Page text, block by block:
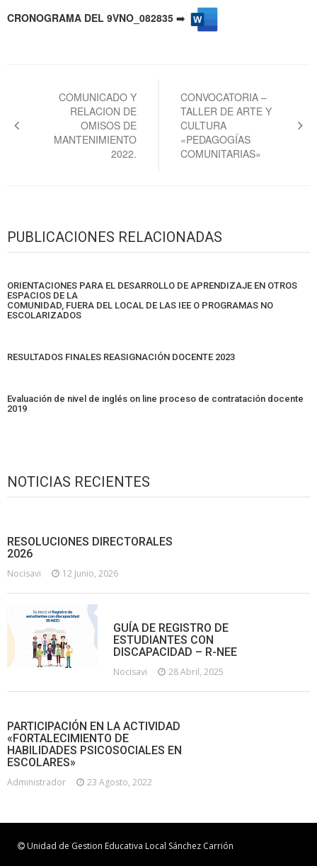
CRONOGRAMA DEL 9VNO_082835 ➡️
entradas
COMUNICADO Y
RELACION DE
OMISOS DE
MANTENIMIENTO
2022.
CONVOCATORIA –
TALLER DE ARTE Y
CULTURA
«PEDAGOGÍAS
COMUNITARIAS»
PUBLICACIONES RELACIONADAS
ORIENTACIONES PARA EL DESARROLLO DE APRENDIZAJE EN OTROS
ESPACIOS DE LA
COMUNIDAD, FUERA DEL LOCAL DE LAS IEE O PROGRAMAS NO
ESCOLARIZADOS
RESULTADOS FINALES REASIGNACIÓN DOCENTE 2023
Evaluación de nivel de inglés on line proceso de contratación docente
2019
NOTICIAS RECIENTES
RESOLUCIONES DIRECTORALES
2026
Nocisavi 12 Junio, 2026
GUÍA DE REGISTRO DE
ESTUDIANTES CON
DISCAPACIDAD – R-NEE
Nocisavi 28 Abril, 2025
PARTICIPACIÓN EN LA ACTIVIDAD
«FORTALECIMIENTO DE
HABILIDADES PSICOSOCIALES EN
ESCOLARES»
Administrador 23 Agosto, 2022
Unidad de Gestion Educativa Local Sánchez Carrión